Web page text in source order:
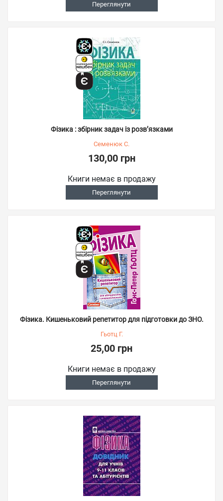
Переглянути
Фізика : збірник задач із розв’язками
Семенюк С.
130,00 грн
Книги немає в продажу
Переглянути
Фізика. Кишеньковий репетитор для підготовки до ЗНО.
Гьотц Г.
25,00 грн
Книги немає в продажу
Переглянути